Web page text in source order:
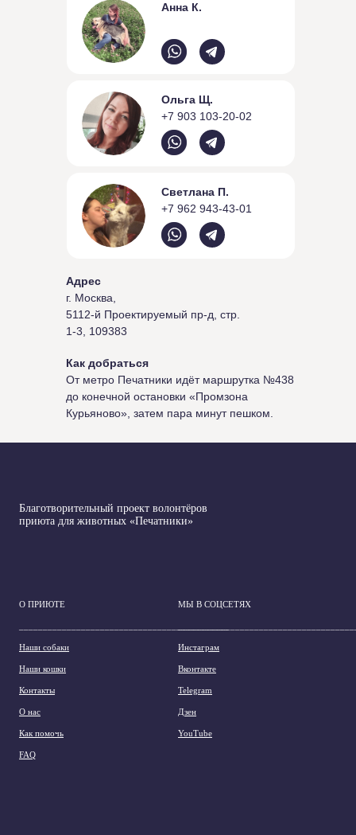
Адрес
г. Москва,
5112-й Проектируемый пр-д, стр.
1-3, 109383
Как добраться
От метро Печатники идёт маршрутка №438
до конечной остановки «Промзона
Курьяново», затем пара минут пешком.
Анна К.
Светлана П.
+7 962 943-43-01
Ольга Щ.
+7 903 103-20-02
Благотворительный проект волонтёров
приюта для животных «Печатники»
О ПРИЮТЕ
Наши собаки
Наши кошки
Контакты
О нас
Как помочь
FAQ
МЫ В СОЦСЕТЯХ
Инстаграм
Вконтакте
Telegram
Дзен
YouTube